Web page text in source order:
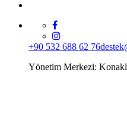
+90 532 688 62 76
Yönetim Merkezi: